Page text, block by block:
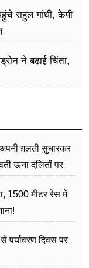
राहुल गांधी, केपी
ने बढ़ाई चिंता,
ग़लती सुधारकर
ऊना दलितों पर
1500 मीटर रेस में
पर्यावरण दिवस पर